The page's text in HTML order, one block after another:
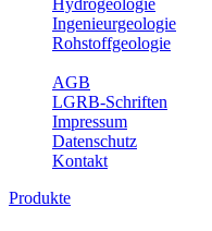
Hydrogeologie
Ingenieurgeologie
Rohstoffgeologie
AGB
LGRB-Schriften
Impressum
Datenschutz
Kontakt
Produkte